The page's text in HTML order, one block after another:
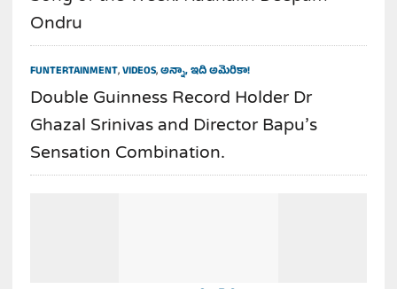
Ondru
FUNTERTAINMENT,VIDEOS,అన్నా, ఇది అమెరికా!
Double Guinness Record Holder Dr
Ghazal Srinivas and Director Bapu’s
Sensation Combination.